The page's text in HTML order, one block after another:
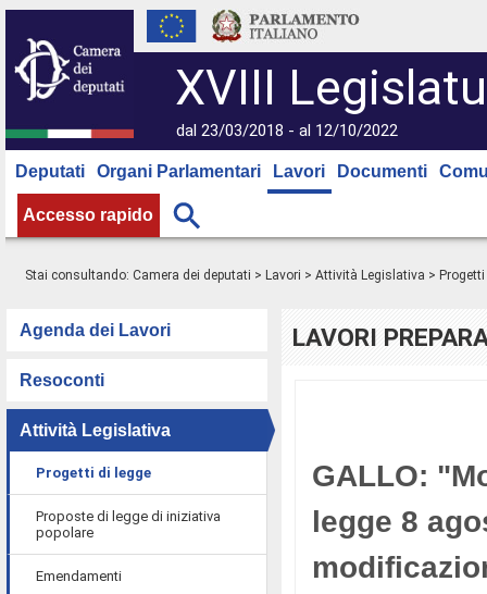
XVIII
dal 23/03/2018 - al 12/10/2022
Deputati Organi Parlamentari Lavori Documenti
Accesso rapido
Stai consultando: Camera dei deputati > Lavori > Attività Legislativa >
Agenda dei Lavori
Resoconti
Attività Legislativa
Progetti di legge
Proposte di legge di iniziativa
popolare
Emendamenti
LAVORI
GALLO:
legge 8